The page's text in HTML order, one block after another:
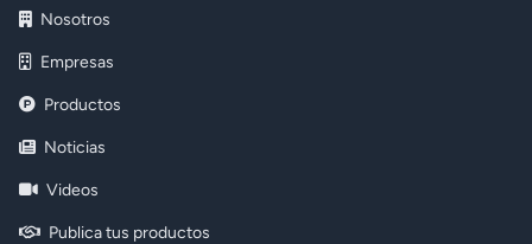
Nosotros
Empresas
Productos
Noticias
Videos
Publica tus productos